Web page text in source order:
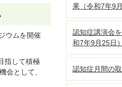
ウムを開催
指して積極
会として、
果（令和7年9
認知症講演会
和7年9月25日）
認知症月間の